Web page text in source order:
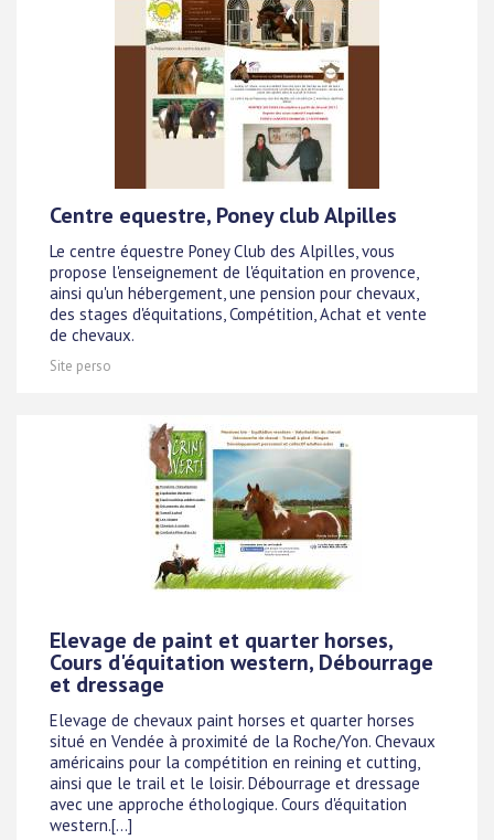
Centre equestre, Poney club Alpilles
Le centre équestre Poney Club des Alpilles, vous
propose l'enseignement de l'équitation en provence,
ainsi qu'un hébergement, une pension pour chevaux,
des stages d'équitations, Compétition, Achat et vente
de chevaux.
Site perso
Elevage de paint et quarter horses,
Cours d'équitation western, Débourrage
et dressage
Elevage de chevaux paint horses et quarter horses
situé en Vendée à proximité de la Roche/Yon. Chevaux
américains pour la compétition en reining et cutting,
ainsi que le trail et le loisir. Débourrage et dressage
avec une approche éthologique. Cours d'équitation
western.[...]